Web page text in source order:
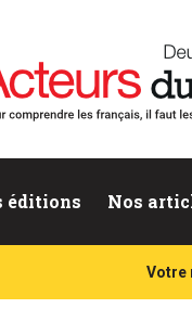
allemand
éditions Nos
Votre